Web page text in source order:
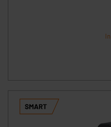
besteht etwa das Risiko,
hiergegen
Unsere Kooperation mit
sich auf die
Beurteilung der mit der
insbesondere der Art der